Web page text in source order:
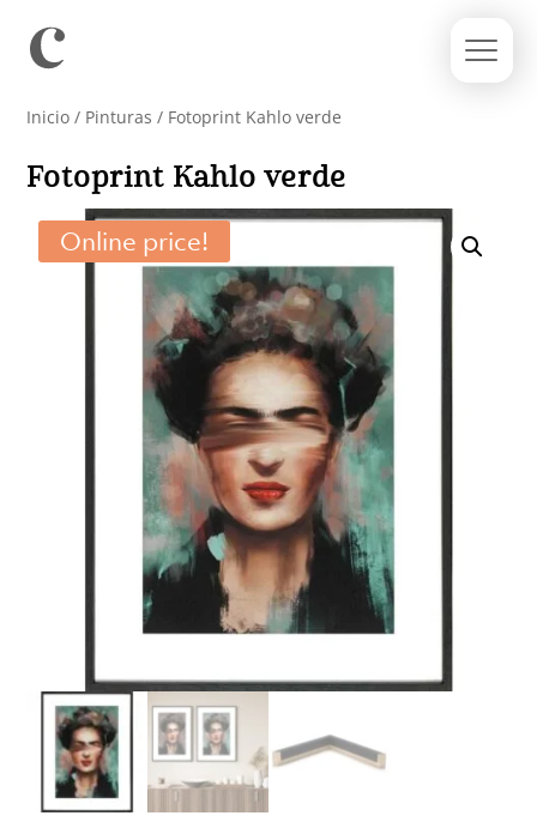
Inicio / Pinturas / Fotoprint Kahlo verde
Fotoprint Kahlo verde
Online price!